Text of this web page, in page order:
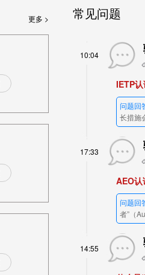
更多 > 常见问题
10:04
IETP
问题回
长措施
17:33
AEO认
问题回
者”（
14:55